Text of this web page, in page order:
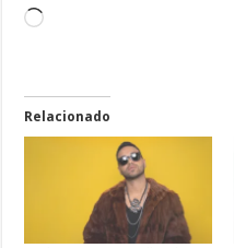
Cargando...
Relacionado